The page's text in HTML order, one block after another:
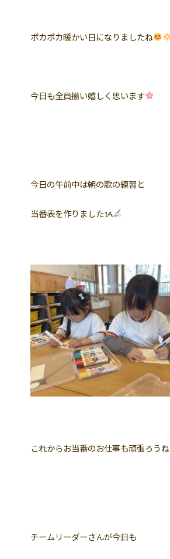
ポカポカ暖かい日になりましたね
今日も全員揃い嬉しく思います
今日の午前中は朝の歌の練習と
当番表を作りましたᝰ
これからお当番のお仕事も頑張ろうね
チームリーダーさんが今日も